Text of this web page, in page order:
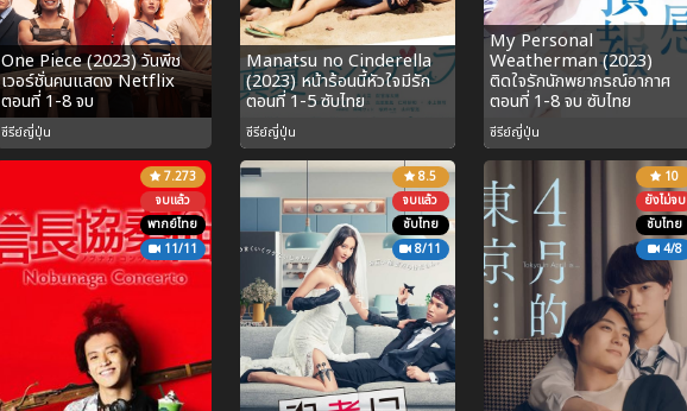
One Piece (2023) วันพีช
เวอร์ชั่นคนแสดง Netflix
ตอนที่ 1-8 จบ
ซีรีย์ญี่ปุ่น
Manatsu no Cinderella
(2023) หน้าร้อนนี้หัวใจมีรัก
ตอนที่ 1-5 ซับไทย
ซีรีย์ญี่ปุ่น
My Personal
Weatherman (2023)
ติดใจรักนักพยากรณ์อากาศ
ตอนที่ 1-8 จบ ซับไทย
ซีรีย์ญี่ปุ่น
7.273
จบแล้ว
พากย์ไทย
11/11
8.5
จบแล้ว
ซับไทย
8/11
10
ยังไม่จบ
ซับไทย
4/8